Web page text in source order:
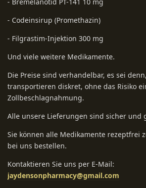
- Codeinsirup (Promethazin)
- Filgrastim-Injektion 300 mg
Und viele weitere Medikamente.
Die Preise sind verhandelbar, es sei
transportieren diskret, ohne das Risiko
Zollbeschlagnahmung.
Alle unsere Lieferungen sind sicher und
Sie können alle Medikamente rezeptfrei
bei uns bestellen.
Kontaktieren Sie uns per E-Mail:
jaydensonpharmacy@gmail.com